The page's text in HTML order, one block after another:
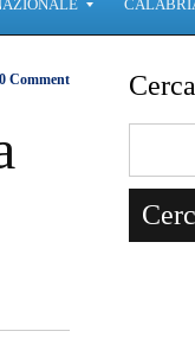
0 Comment